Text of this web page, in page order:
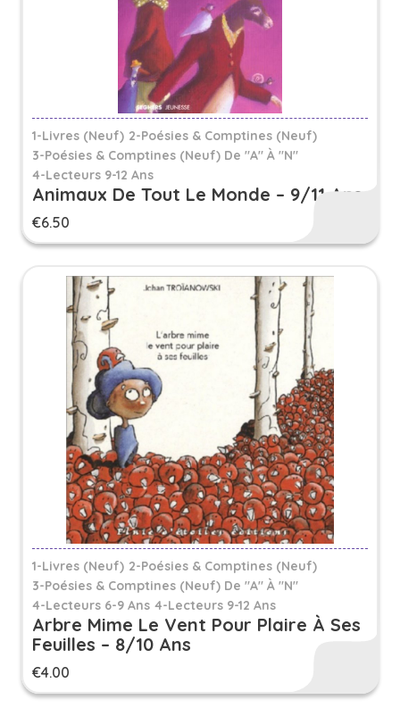
1-Livres (Neuf) 2-Poésies & Comptines (Neuf)
3-Poésies & Comptines (neuf) De "A" À "N"
4-Lecteurs 9-12 Ans
Animaux De Tout Le Monde – 9/11 Ans
€6.50
1-Livres (Neuf) 2-Poésies & Comptines (Neuf)
3-Poésies & Comptines (neuf) De "A" À "N"
4-Lecteurs 6-9 Ans 4-Lecteurs 9-12 Ans
Arbre Mime Le Vent Pour Plaire À Ses
Feuilles – 8/10 Ans
€4.00